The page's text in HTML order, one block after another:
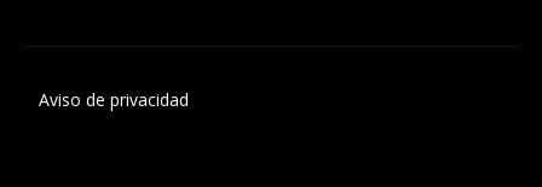
Aviso de privacidad